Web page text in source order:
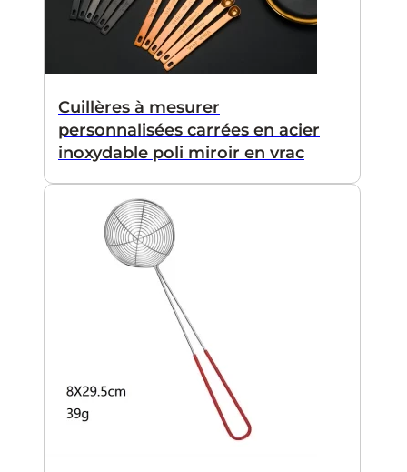
Cuillères à mesurer
personnalisées carrées en acier
inoxydable poli miroir en vrac